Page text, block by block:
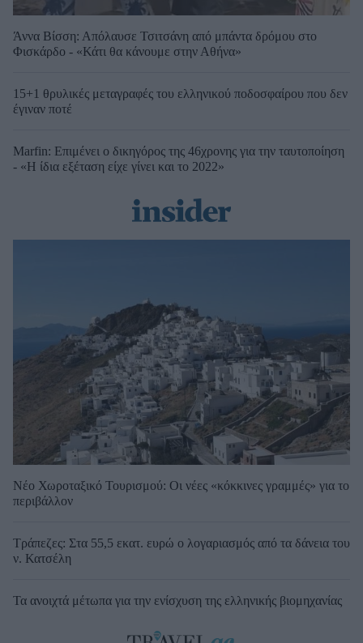
Άννα Βίσση: Απόλαυσε Τσιτσάνη από μπάντα δρόμου στο
Φισκάρδο - «Κάτι θα κάνουμε στην Αθήνα»
15+1 θρυλικές μεταγραφές του ελληνικού ποδοσφαίρου που δεν
έγιναν ποτέ
Marfin: Επιμένει ο δικηγόρος της 46χρονης για την ταυτοποίηση
- «Η ίδια εξέταση είχε γίνει και το 2022»
Νέο Χωροταξικό Τουρισμού: Οι νέες «κόκκινες γραμμές» για το
περιβάλλον
Τράπεζες: Στα 55,5 εκατ. ευρώ ο λογαριασμός από τα δάνεια του
ν. Κατσέλη
Τα ανοιχτά μέτωπα για την ενίσχυση της ελληνικής βιομηχανίας